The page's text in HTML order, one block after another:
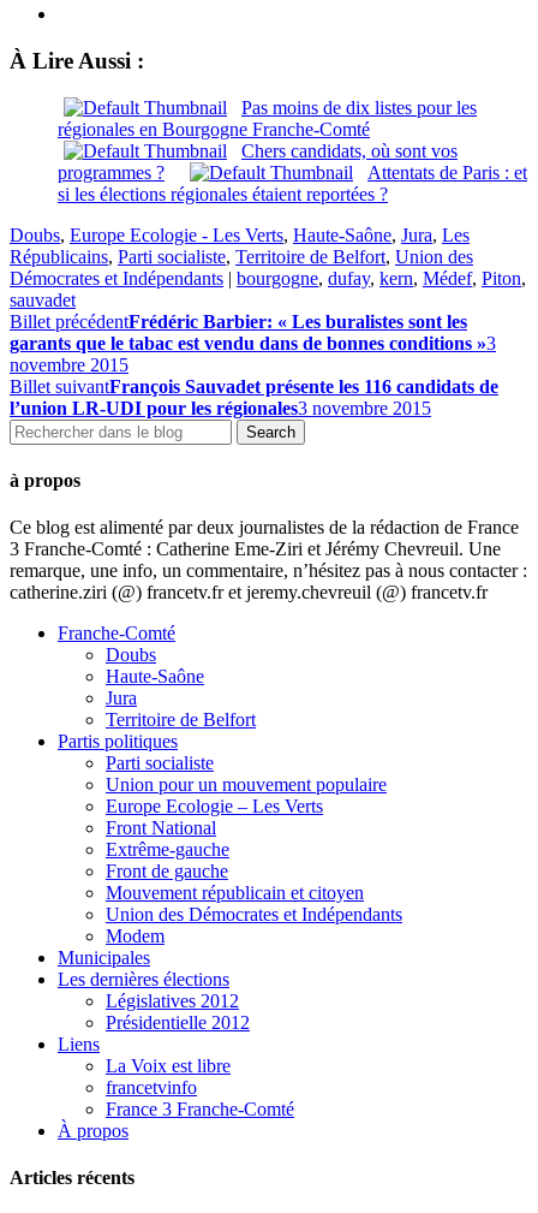
À Lire Aussi :
Pas moins de dix listes pour les
régionales en Bourgogne Franche-Comté
Chers candidats, où sont vos
programmes ?
Attentats de Paris : et
si les élections régionales étaient reportées ?
Doubs, Europe Ecologie - Les Verts, Haute-Saône, Jura, Les
Républicains, Parti socialiste, Territoire de Belfort, Union des
Démocrates et Indépendants | bourgogne, dufay, kern, Médef, Piton,
sauvadet
Billet précédentFrédéric Barbier: « Les buralistes sont les
garants que le tabac est vendu dans de bonnes conditions »3
novembre 2015
Billet suivantFrançois Sauvadet présente les 116 candidats de
l’union LR-UDI pour les régionales3 novembre 2015
à propos
Ce blog est alimenté par deux journalistes de la rédaction de France
3 Franche-Comté : Catherine Eme-Ziri et Jérémy Chevreuil. Une
remarque, une info, un commentaire, n’hésitez pas à nous contacter :
catherine.ziri (@) francetv.fr et jeremy.chevreuil (@) francetv.fr
Franche-Comté
Doubs
Haute-Saône
Jura
Territoire de Belfort
Partis politiques
Parti socialiste
Union pour un mouvement populaire
Europe Ecologie – Les Verts
Front National
Extrême-gauche
Front de gauche
Mouvement républicain et citoyen
Union des Démocrates et Indépendants
Modem
Municipales
Les dernières élections
Législatives 2012
Présidentielle 2012
Liens
La Voix est libre
francetvinfo
France 3 Franche-Comté
À propos
Articles récents